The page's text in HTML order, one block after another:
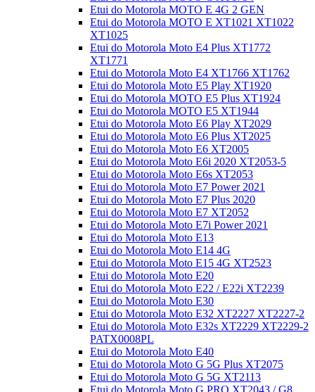
Etui do Motorola MOTO E 4G 2 GEN
Etui do Motorola MOTO E XT1021 XT1022
XT1025
Etui do Motorola Moto E4 Plus XT1772
XT1771
Etui do Motorola Moto E4 XT1766 XT1762
Etui do Motorola Moto E5 Play XT1920
Etui do Motorola MOTO E5 Plus XT1924
Etui do Motorola MOTO E5 XT1944
Etui do Motorola Moto E6 Play XT2029
Etui do Motorola Moto E6 Plus XT2025
Etui do Motorola Moto E6 XT2005
Etui do Motorola Moto E6i 2020 XT2053-5
Etui do Motorola Moto E6s XT2053
Etui do Motorola Moto E7 Power 2021
Etui do Motorola Moto E7 Plus 2020
Etui do Motorola Moto E7 XT2052
Etui do Motorola Moto E7i Power 2021
Etui do Motorola Moto E13
Etui do Motorola Moto E14 4G
Etui do Motorola Moto E15 4G XT2523
Etui do Motorola Moto E20
Etui do Motorola Moto E22 / E22i XT2239
Etui do Motorola Moto E30
Etui do Motorola Moto E32 XT2227 XT2227-2
Etui do Motorola Moto E32s XT2229 XT2229-2
PATX0008PL
Etui do Motorola Moto E40
Etui do Motorola Moto G 5G Plus XT2075
Etui do Motorola Moto G 5G XT2113
Etui do Motorola Moto G PRO XT2043 / G8